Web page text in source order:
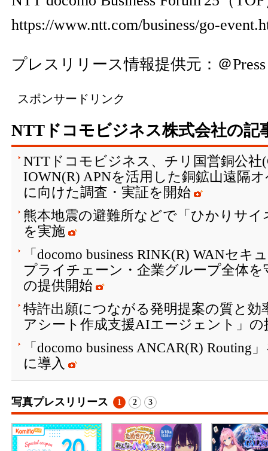
https://www.ntt.com/business/go-
プレスリリース情報提供元： ＠Press
スポンサードリンク
NTTドコモビジネス株式会社の記
NTTドコモビジネス、チリ国営銅公社
IOWN(R) APNを活用した銅鉱山遠隔
に向けた調査・実証を開始
熊本地震の避難所などで「ひかりサ
を実施
「docomo business RINK(R) WANセ
プライチェーン・企業グループ全体を
の提供開始
特許出願につながる発明提案の質と効
アシート作成支援AIエージェント」の
「docomo business ANCAR(R) Routing
に導入
写真プレスリリース 1 2 3